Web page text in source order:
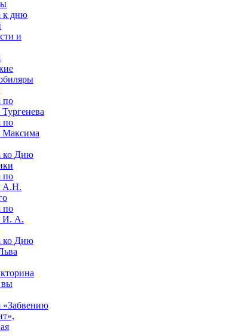
к дню
и
по
Тургенева
по
Максима
ко Дню
по
А.Н.
по
И. А.
ко Дню
вы
«Забвению